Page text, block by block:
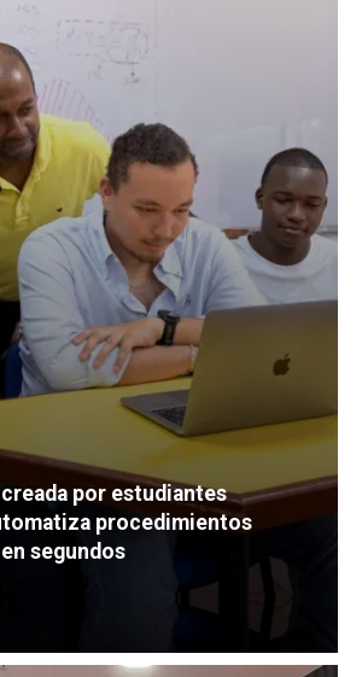
por estudiantes
procedimientos
segundos